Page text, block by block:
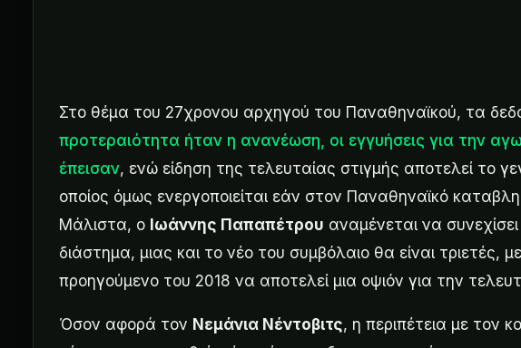
Στο θέμα του 27χρονου αρχηγού του Παναθηναϊκού, τα
προτεραιότητα ήταν η ανανέωση, οι εγγυήσεις για την
έπεισαν, ενώ είδηση της τελευταίας στιγμής αποτελεί το
οποίος όμως ενεργοποιείται εάν στον Παναθηναϊκό
Μάλιστα, ο Ιωάννης Παπαπέτρου αναμένεται να
διάστημα, μιας και το νέο του συμβόλαιο θα είναι τριετές,
προηγούμενο του 2018 να αποτελεί μια οψιόν για την
Όσον αφορά τον Νεμάνια Νέντοβιτς, η περιπέτεια με τον